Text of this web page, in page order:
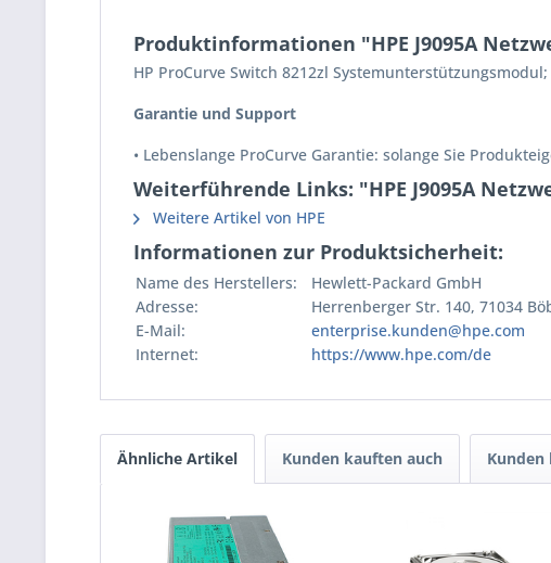
Produktinformationen "HPE J9095A
HP ProCurve Switch 8212zl
Garantie und Support
• Lebenslange ProCurve Garantie: solange Sie
Weiterführende Links: "HPE J9095A
Weitere Artikel von HPE
Informationen zur Produktsicherheit:
Name des Herstellers:
Hewlett-Packard GmbH
Adresse:
Herrenberger Str. 140, 71034
E-Mail:
enterprise.kunden@hpe.com
Internet:
https://www.hpe.com/de
Ähnliche Artikel Kunden kauften auch Kunden